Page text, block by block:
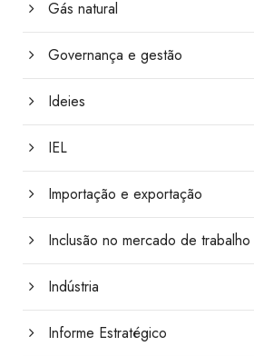
Gás natural
Governança e gestão
Ideies
IEL
Importação e exportação
Inclusão no mercado de trabalho
Indústria
Informe Estratégico